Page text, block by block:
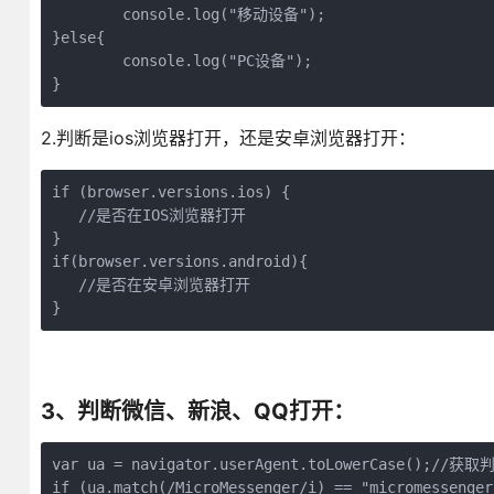
}else{
}
2.判断是ios浏览器打开，还是安卓浏览器打开：
if (browser.versions.ios) {
   //是否在IOS浏览器打开
}
if(browser.versions.android){
   //是否在安卓浏览器打开
}
3、判断微信、新浪、QQ打开：
var ua = navigator.userAgent.toLowerCase();//获取判
if (ua.match(/MicroMessenger/i) ==